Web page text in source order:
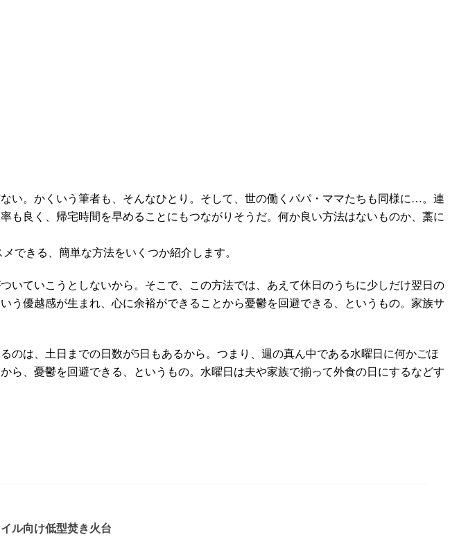
い。かくいう筆者も、そんなひとり。そして、世の働くパパ・ママたちも同様に…。連
良く、帰宅時間を早めることにもつながりそうだ。何か良い方法はないものか、藁に
できる、簡単な方法をいくつか紹介します。
ていこうとしないから。そこで、この方法では、あえて休日のうちに少しだけ翌日の
優越感が生まれ、心に余裕ができることから憂鬱を回避できる、というもの。家族サ
は、土日までの日数が5日もあるから。つまり、週の真ん中である水曜日に何かごほ
、憂鬱を回避できる、というもの。水曜日は夫や家族で揃って外食の日にするなどす
ル向け低型焚き火台